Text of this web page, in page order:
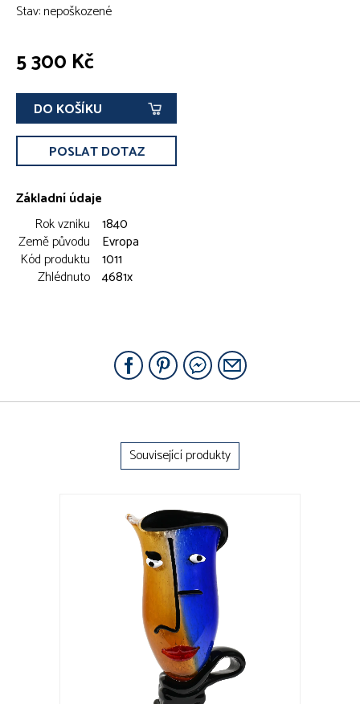
Stav: nepoškozené
5 300 Kč
DO KOŠÍKU
POSLAT DOTAZ
Základní údaje
Rok vzniku 1840
Země původu
Evropa
Kód produktu 1011
Zhlédnuto 4681x
Související produkty